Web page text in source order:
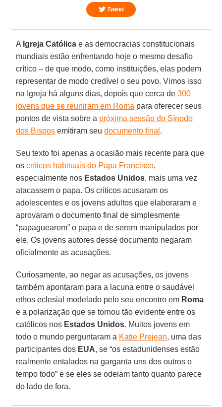
Tweet
A Igreja Católica e as democracias constitucionais
mundiais estão enfrentando hoje o mesmo desafio
crítico – de que modo, como instituições, elas podem
representar de modo credível o seu povo. Vimos isso
na Igreja há alguns dias, depois que cerca de300
jovens que se reuniram em Roma para oferecer seus
pontos de vista sobre a próxima sessão do Sínodo
dos Bispos emitiram seudocumento final .
Seu texto foi apenas a ocasião mais recente para que
oscríticos habituais do Papa Francisco,
especialmente nos Estados Unidos, mais uma vez
atacassem o papa. Os críticos acusaram os
adolescentes e os jovens adultos que elaboraram e
aprovaram o documento final de simplesmente
“papaguearem” o papa e de serem manipulados por
ele. Os jovens autores desse documento negaram
oficialmente as acusações.
Curiosamente, ao negar as acusações, os jovens
também apontaram para a lacuna entre o saudável
ethos eclesial modelado pelo seu encontro em Roma
e a polarização que se tornou tão evidente entre os
católicos nos Estados Unidos. Muitos jovens em
todo o mundo perguntaram a Katie Prejean, uma das
participantes dos EUA, se “os estadunidenses estão
realmente entalados na garganta uns dos outros o
tempo todo” e se eles se odeiam tanto quanto parece
do lado de fora.